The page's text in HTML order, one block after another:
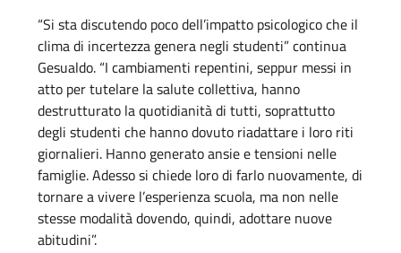
“Si sta discutendo poco dell’impatto psicologico che il
clima di incertezza genera negli studenti” continua
Gesualdo. “I cambiamenti repentini, seppur messi in
atto per tutelare la salute collettiva, hanno
destrutturato la quotidianità di tutti, soprattutto
degli studenti che hanno dovuto riadattare i loro riti
giornalieri. Hanno generato ansie e tensioni nelle
famiglie. Adesso si chiede loro di farlo nuovamente, di
tornare a vivere l’esperienza scuola, ma non nelle
stesse modalità dovendo, quindi, adottare nuove
abitudini”.